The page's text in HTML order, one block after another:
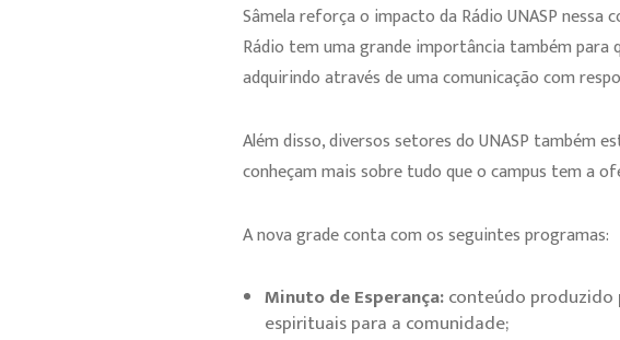
Sâmela reforça o impacto da Rádio UNASP
Rádio tem uma grande importância também para
adquirindo através de uma comunicação com
Além disso, diversos setores do UNASP também
conheçam mais sobre tudo que o campus tem a
A nova grade conta com os seguintes programas:
Minuto de Esperança:conteúdo produzido
espirituais para a comunidade;